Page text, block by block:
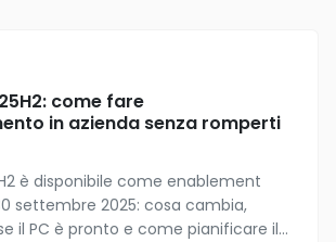
come fare
in azienda senza romperti
è disponibile come enablement
settembre 2025: cosa cambia,
il PC è pronto e come pianificare il